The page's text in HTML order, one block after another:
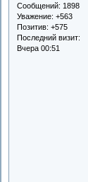
Сообщений: 1898
Уважение: +563
Позитив: +575
Последний визит:
Вчера 00:51